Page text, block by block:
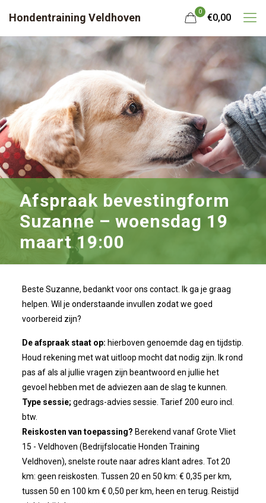
Hondentraining Veldhoven 0
€0,00
Afspraak bevestingform
Suzanne – woensdag 19
maart 19:00
Beste Suzanne, bedankt voor ons contact. Ik ga je graag
helpen. Wil je onderstaande invullen zodat we goed
voorbereid zijn?
De afspraak staat op: hierboven genoemde dag en tijdstip.
Houd rekening met wat uitloop mocht dat nodig zijn. Ik rond
pas af als al jullie vragen zijn beantwoord en jullie het
gevoel hebben met de adviezen aan de slag te kunnen.
Type sessie; gedrags-advies sessie. Tarief 200 euro incl.
btw.
Reiskosten van toepassing? Berekend vanaf Grote Vliet
15 - Veldhoven (Bedrijfslocatie Honden Training
Veldhoven), snelste route naar adres klant adres. Tot 20
km: geen reiskosten. Tussen 20 en 50 km: € 0,35 per km,
tussen 50 en 100 km € 0,50 per km, heen en terug. Reistijd